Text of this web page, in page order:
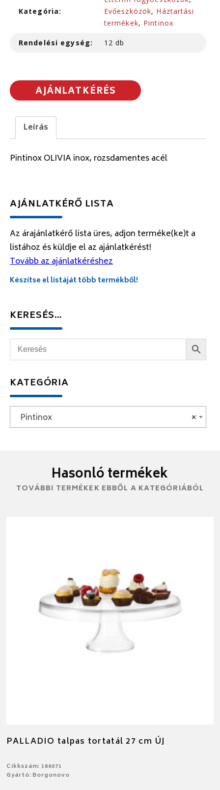
Kategória:
Evőeszközök, Háztartási
termékek, Pintinox
Rendelési egység: 12 db
AJÁNLATKÉRÉS
Leírás
Pintinox OLIVIA inox, rozsdamentes acél
AJÁNLATKÉRŐ LISTA
Az árajánlatkérő lista üres, adjon terméke(ke)t a
listához és küldje el az ajánlatkérést!
Tovább az ajánlatkéréshez
Készítse el listáját több termékből!
KERESÉS…
KATEGÓRIA
×
Pintinox
Hasonló termékek
TOVÁBBI TERMÉKEK EBBŐL A KATEGÓRIÁBÓL
PALLADIO talpas tortatál 27 cm ÚJ
Cikkszám: 186071
Gyártó: Borgonovo